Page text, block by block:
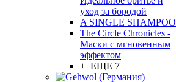
уход за бородой
A SINGLE SHAMPOO
The Circle Chronicles -
Маски с мгновенным
эффектом
+ ЕЩЕ 7